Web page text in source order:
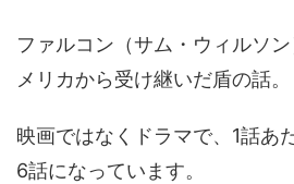
ファルコン（サム・ウィルソ
メリカから受け継いだ盾の話。
映画ではなくドラマで、1話あ
6話になっています。